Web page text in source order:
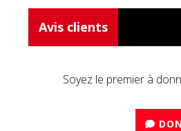
Avis clients
Soyez le premier à